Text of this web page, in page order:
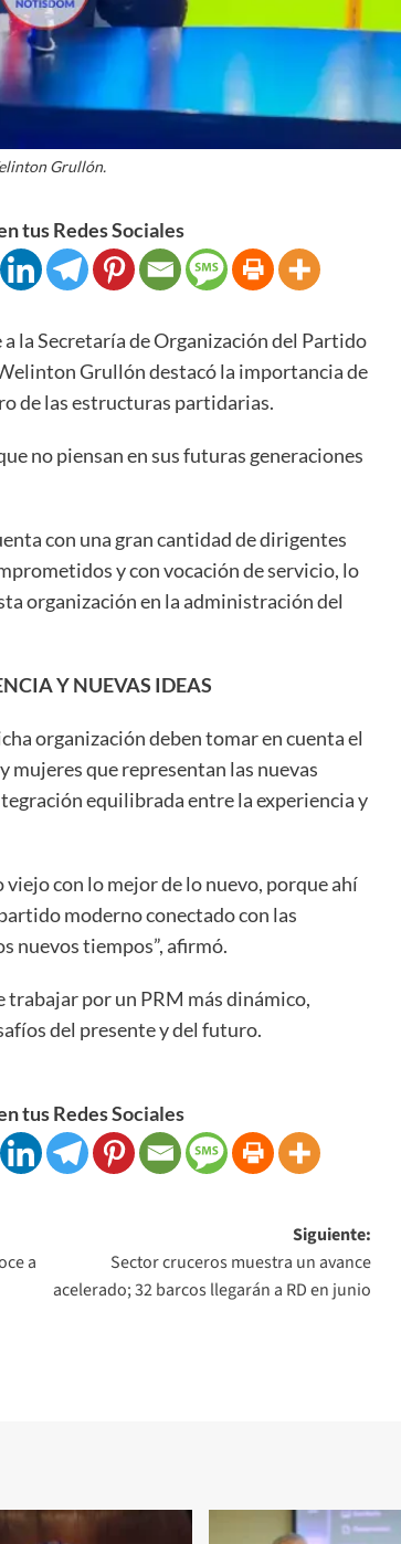
Grullón.
tus Redes Sociales
la Secretaría de Organización del Partido
Grullón destacó la importancia de
de las estructuras partidarias.
no piensan en sus futuras generaciones
con una gran cantidad de dirigentes
y con vocación de servicio, lo
organización en la administración del
Y NUEVAS IDEAS
organización deben tomar en cuenta el
mujeres que representan las nuevas
equilibrada entre la experiencia y
con lo mejor de lo nuevo, porque ahí
moderno conectado con las
nuevos tiempos”, afirmó.
por un PRM más dinámico,
del presente y del futuro.
tus Redes Sociales
a
Siguiente:
Sector cruceros muestra un avance
acelerado; 32 barcos llegarán a RD en junio